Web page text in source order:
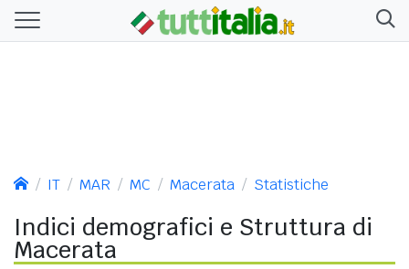
IT MAR MC Macerata Statistiche
Indici demografici e Struttura di
Macerata